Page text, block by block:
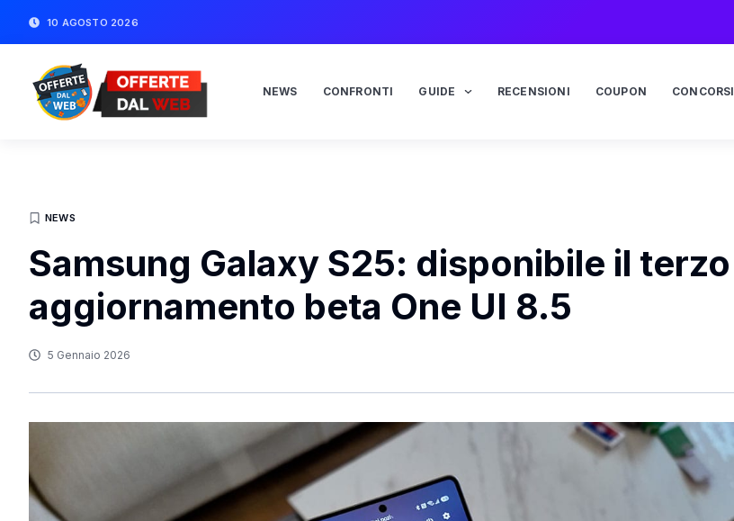
10 AGOSTO 2026
NEWS CONFRONTI GUIDE RECENSIONI COUPON CONCORSI
NEWS
Samsung Galaxy S25: disponibile il terzo
aggiornamento beta One UI 8.5
5 Gennaio 2026